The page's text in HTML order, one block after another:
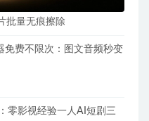
批量无痕擦除
免费不限次：图文音频秒变
零影视经验一人AI短剧三